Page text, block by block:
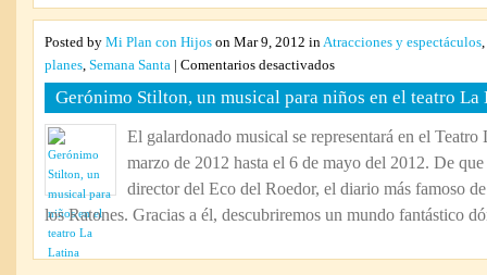
Santa
Posted by Mi Plan con Hijos on Mar 9, 2012 inAtracciones y espectáculos,
planes, Semana Santa Comentarios desactivadosen
Gerónimo
Stilton,
musical
para
el
La
Gerónimo Stilton, un musical para niños en el teatro La
El galardonado musical se representará en el
marzo de 2012 hasta el 6 de mayo del 2012. De
director del Eco del Roedor, el diario más famoso
los Ratones. Gracias a él, descubriremos un mundo fantástico